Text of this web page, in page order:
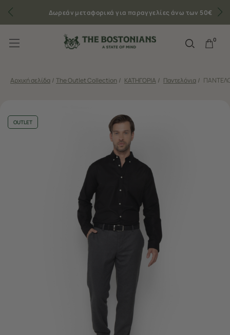
Δωρεάν μεταφορικά για παραγγελίες άνω των 50€
0
Αρχική σελίδα / The Outlet Collection / ΚΑΤΗΓΟΡΙΑ / Παντελόνια /
OUTLET